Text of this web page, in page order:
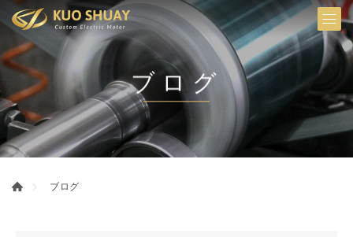
ブログ
ブログ